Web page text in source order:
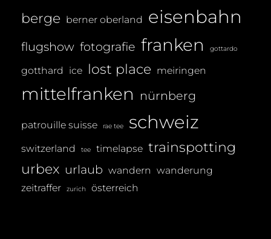
berge berner oberland eisenbahn
flugshow fotografie franken gottardo
gotthard ice lost place meiringen
mittelfranken nürnberg
patrouille suisse rae tee schweiz
switzerland tee timelapse trainspotting
urbex urlaub wandern wanderung
zeitraffer
zurich österreich